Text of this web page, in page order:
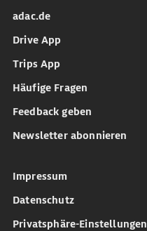
adac.de
Drive App
Trips App
Häufige Fragen
Feedback geben
Newsletter abonnieren
Impressum
Datenschutz
Privatsphäre-Einstellungen